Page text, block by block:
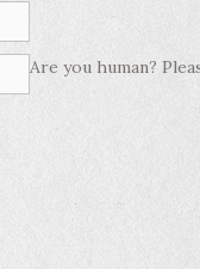
Are you human?